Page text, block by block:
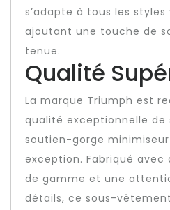
s’adapte à tous les
ajoutant une touche de
tenue.
Qualité
La marque Triumph est
qualité exceptionnelle de
soutien-gorge
exception. Fabriqué avec
de gamme et une
détails, ce sous-